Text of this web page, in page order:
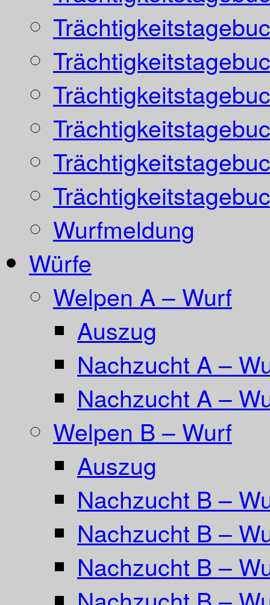
Wurfmeldung
Würfe
Welpen A – Wurf
Auszug
Nachzucht A –
Nachzucht A –
Welpen B – Wurf
Auszug
Nachzucht B –
Nachzucht B –
Nachzucht B –